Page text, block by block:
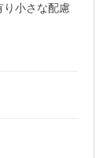
り小さな配慮